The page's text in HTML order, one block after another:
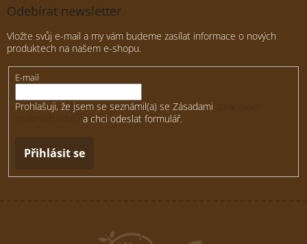
Odebírat newsletter
Vložte svůj e-mail a my vám budeme zasílat informace o nových
produktech na našem e-shopu.
E-mail
Prohlašuji, že jsem se seznámil(a) se Zásadami
a chci odeslat formulář.
Přihlásit se